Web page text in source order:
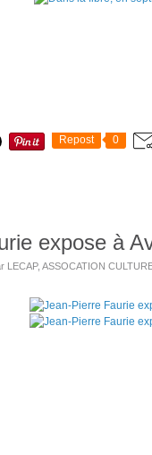
Repost 0
expose à
LECAP, ASSOCATION